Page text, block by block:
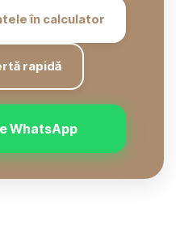
în calculator
rapidă
WhatsApp